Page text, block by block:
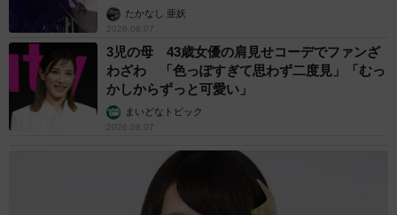
たかなし 亜妖
2026.08.07
3児の母 43歳女優の肩見せコーデでファンざ
わざわ 「色っぽすぎて思わず二度見」「むっ
かしからずっと可愛い」
まいどなトピック
2026.08.07